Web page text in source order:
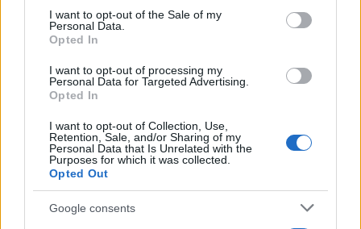
services and may gather and store information including but
not limited to your visit or usage behaviour. You may click to
grant or deny consent to Google and its third-party tags to
consent section.
I want to opt-out of the Sale of my
Personal Data.
Opted In
I want to opt-out of processing my
Personal Data for Targeted Advertising.
Opted In
I want to opt-out of Collection, Use,
Retention, Sale, and/or Sharing of my
Personal Data that Is Unrelated with the
Purposes for which it was collected.
Opted Out
Google consents